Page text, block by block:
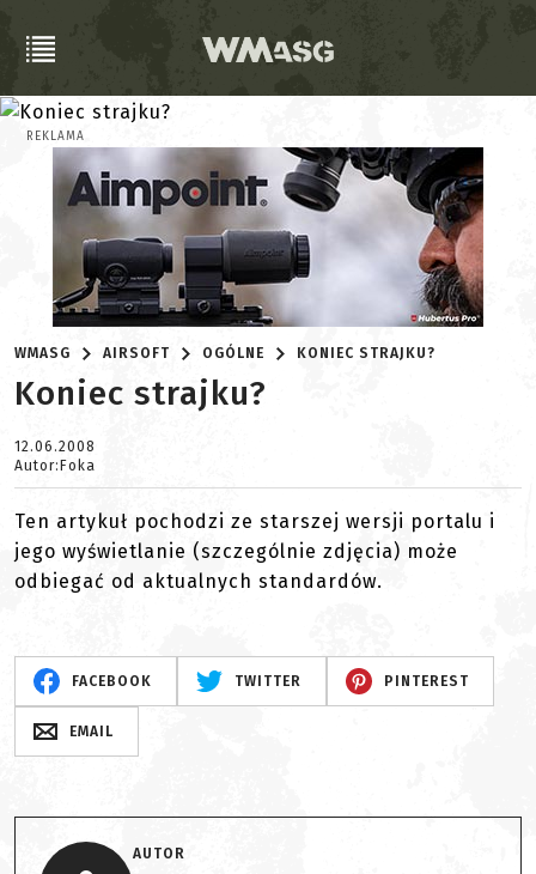
REKLAMA
WMASG AIRSOFT OGÓLNE KONIEC STRAJKU?
Koniec strajku?
12.06.2008
Autor:Foka
Ten artykuł pochodzi ze starszej wersji portalu i
jego wyświetlanie (szczególnie zdjęcia) może
odbiegać od aktualnych standardów.
FACEBOOK TWITTER PINTEREST
EMAIL
AUTOR